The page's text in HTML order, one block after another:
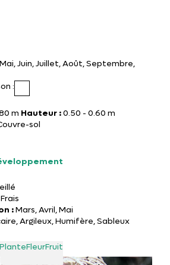
Juin, Juillet, Août, Septembre,
:
m Hauteur :0.50 - 0.60 m
sol
Frais
:Mars, Avril, Mai
Argileux, Humifère, Sableux
PlanteFleurFruit